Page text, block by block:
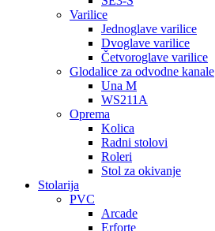
Varilice
Jednoglave varilice
Dvoglave varilice
Četvoroglave varilice
Glodalice za odvodne kanale
Una M
WS211A
Oprema
Kolica
Radni stolovi
Roleri
Stol za okivanje
Stolarija
PVC
Arcade
Erforte